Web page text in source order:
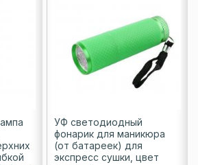
УФ светодиодный
фонарик для маникюра
(от батареек) для
экспресс сушки, цвет